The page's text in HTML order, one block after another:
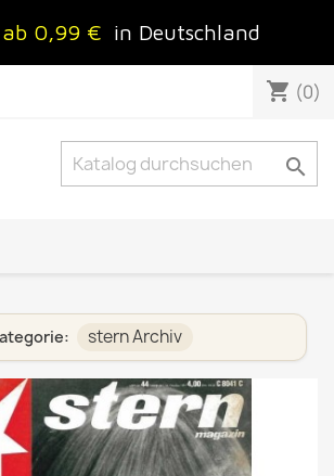
ab 0,99 € in Deutschland
shopping_cart (0)

stern Archiv